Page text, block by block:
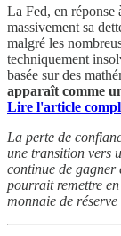
La Fed, en
massivement sa
malgré les
techniquement
basée sur des
apparaît comme
Lire l'article
La perte de
une transition vers
continue de
pourrait remettre
monnaie de